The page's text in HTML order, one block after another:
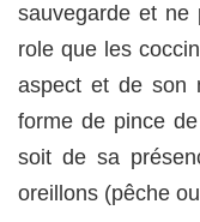
sauvegarde et ne
role que les
aspect et de son
forme de pince
soit de sa
oreillons (pêche